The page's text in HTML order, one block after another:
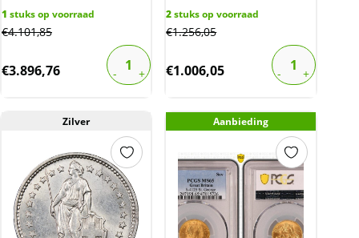
1 stuks op voorraad
€4.101,85
€3.896,76
2stuks op voorraad
€1.256,05
€1.006,05
Zilver Aanbieding